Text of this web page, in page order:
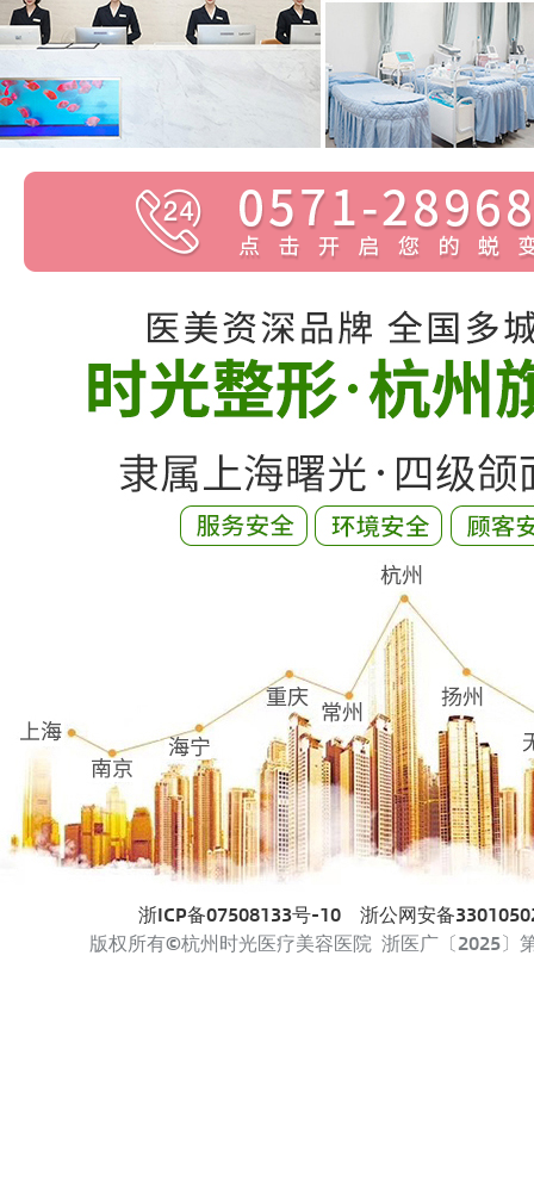
浙ICP备07508133号-10
浙公网安备
版权所有©杭州时光医疗美容医院 浙医广〔2025〕